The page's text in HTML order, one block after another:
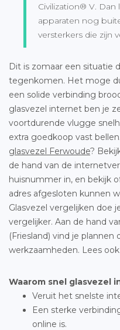
Civilization® V.
apparaten nog
versterkers die zijn
Dit is zomaar een situatie
tegenkomen. Het moge
een solide verbinding
glasvezel internet ben je
voortdurende vlugge
extra goedkoop vast
glasvezel Ferwoude?
de hand van de
huisnummer in, en bekijk
adres afgesloten kunnen
Glasvezel vergelijken doe
vergelijker. Aan de hand
(Friesland) vind je
werkzaamheden. Lees ook
Waarom snel glasvezel
Veruit het snelste
Een sterke
online is.